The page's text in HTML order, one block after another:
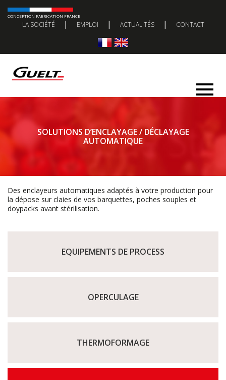
CONCEPTION FABRICATION FRANCE
LA SOCIÉTÉ | EMPLOI | ACTUALITÉS | CONTACT
SOLUTIONS D’ENCLAYAGE / DÉCLAYAGE
AUTOMATIQUE
Des enclayeurs automatiques adaptés à votre production pour
la dépose sur claies de vos barquettes, poches souples et
doypacks avant stérilisation.
EQUIPEMENTS DE PROCESS
OPERCULAGE
THERMOFORMAGE